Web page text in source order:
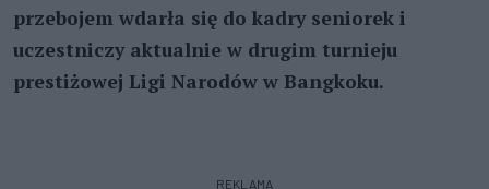
przebojem wdarła się do kadry seniorek i
uczestniczy aktualnie w drugim turnieju
prestiżowej Ligi Narodów w Bangkoku.
REKLAMA